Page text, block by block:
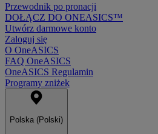
Przewodnik po pronacji
DOŁĄCZ DO ONEASICS™
Utwórz darmowe konto
Zaloguj się
O OneASICS
FAQ OneASICS
OneASICS Regulamin
Programy zniżek
Polska (Polski)